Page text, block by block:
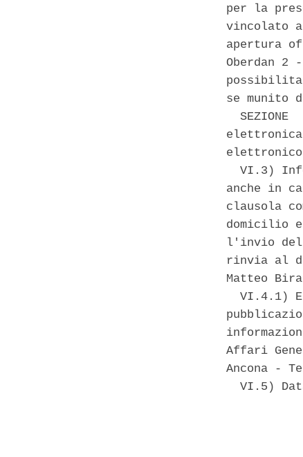
per la
vincolato
apertura
Oberdan
se munito
SEZIONE
VI.3)
anche in
clausola
domicilio
l'invio
rinvia al
Matteo
VI.4.1)
Affari
Ancona -
VI.5)